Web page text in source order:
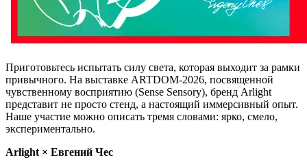
Приготовьтесь испытать силу света, которая выходит за рамки
привычного. На выставке ARTDOM-2026, посвященной
чувственному восприятию (Sense Sensory), бренд Arlight
представит не просто стенд, а настоящий иммерсивный опыт.
Наше участие можно описать тремя словами: ярко, смело,
экспериментально.
Arlight × Евгений Чес